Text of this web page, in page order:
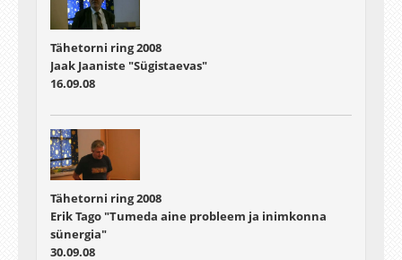
Tähetorni ring 2008
Jaak Jaaniste "Sügistaevas"
16.09.08
Tähetorni ring 2008
Erik Tago "Tumeda aine probleem ja inimkonna
sünergia"
30.09.08